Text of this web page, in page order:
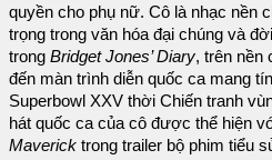
quyền cho phụ nữ. Cô là nhạc nền
trọng trong văn hóa đại chúng và
trong Bridget Jones’ Diary, trên nền
đến màn trình diễn quốc ca mang
Superbowl XXV thời Chiến tranh
hát quốc ca của cô được thể hiện
Maverick trong trailer bộ phim tiểu